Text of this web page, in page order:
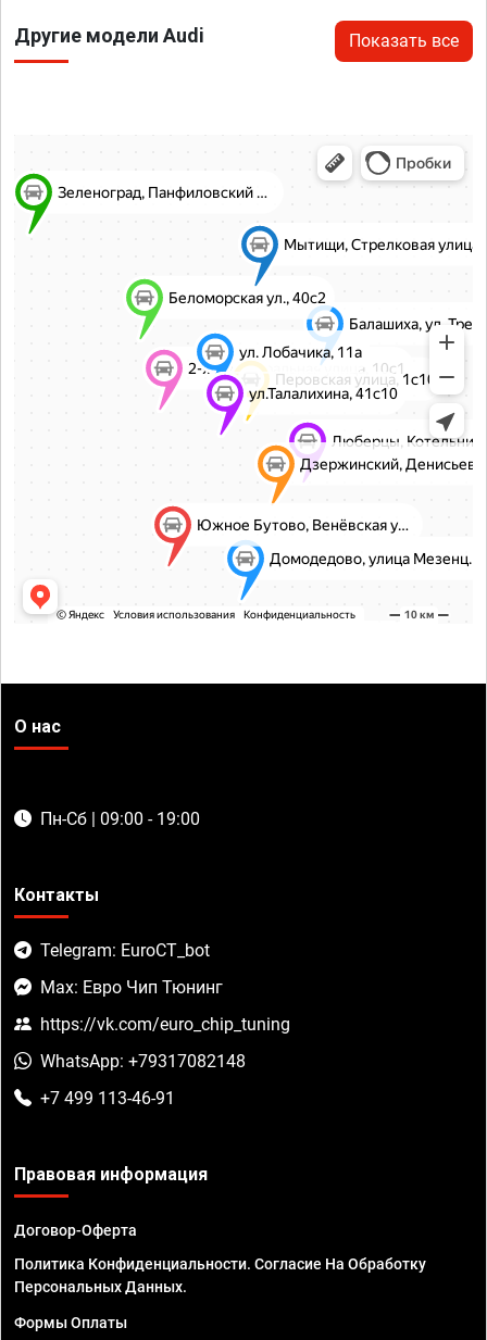
Другие модели Audi Показать все
О нас
Пн-Сб | 09:00 - 19:00
Контакты
Telegram: EuroCT_bot
Max: Евро Чип Тюнинг
https://vk.com/euro_chip_tuning
WhatsApp: +79317082148
+7 499 113-46-91
Правовая информация
Договор-Оферта
Политика Конфиденциальности. Согласие На Обработку
Персональных Данных.
Формы Оплаты